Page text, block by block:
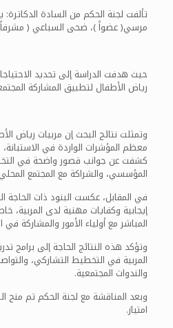
تألفت لجنة الحكم من السادة
مرسي( عضواً )، ضحى السباعي (
حيث هدفت الدراسة إلى تحديد
رياض الأطفال لتطبيق المشاركة
وتمثلت نتائج البحث إن مربيات رياض
معظم المؤشرات الواردة في الاستبانة،
كشفت عن جوانب قصور واضحة في
المؤسسي، والشراكة مع المجتمع
في المقابل، عكست البنود ذات
إيجابية وكفايات مهنية لدى
المباشر مع أولياء الأمور والمشاركة
وتؤكد هذه النتائج الحاجة إلى برامج
المربية في التخطيط التشاركي،
والندوات المجتمعية.
وبعد المناقشة مع لجنة الحكم تم منح
امتياز.